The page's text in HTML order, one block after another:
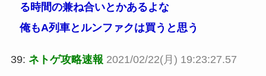
る時間の兼ね合いとかあるよな
俺もA列車とルンファクは買うと思う
39: ネトゲ攻略速報 2021/02/22(月) 19:23:27.57